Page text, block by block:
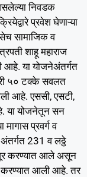
निवडक
प्रवेश घेणाऱ्या
सामाजिक व
शाहू महाराज
आहे. या योजनेअंतर्गत
५० टक्के सवलत
आहे. एससी, एसटी,
या योजनेतून सन
प्रवर्ग व
231 व लठ्ठे
करण्यात आले असून
करण्यात आली आहे. तर